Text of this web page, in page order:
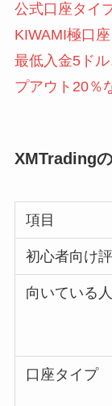
公式口座タイ
KIWAMI極口
最低入金5ド
プアウト20％
XMTrading
項目
初心者向け
向いている人
口座タイプ